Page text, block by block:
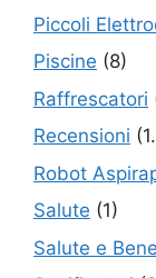
Piccoli
Piscine (8)
Raffrescatori
Recensioni
Robot
Salute (1)
Salute e